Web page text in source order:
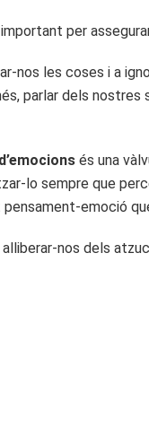
per
nos les coses i a
parlar dels
és una
lo sempre que
emoció
nos dels